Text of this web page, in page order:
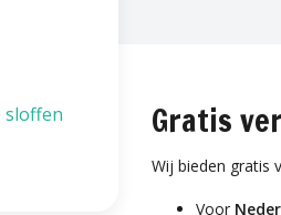
sloffen
Gratis
Wij bieden gratis
Voor